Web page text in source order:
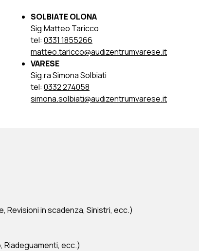
SOLBIATE OLONA
Sig.Matteo Taricco
tel: 0331 1855266
matteo.taricco@audizentrumvarese.it
VARESE
Sig.ra Simona Solbiati
tel: 0332 274058
simona.solbiati@audizentrumvarese.it
in scadenza, Sinistri, ecc.)
Riadeguamenti, ecc.)